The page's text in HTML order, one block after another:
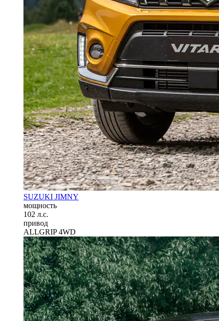
SUZUKI JIMNY
мощность
102 л.с.
привод
ALLGRIP 4WD